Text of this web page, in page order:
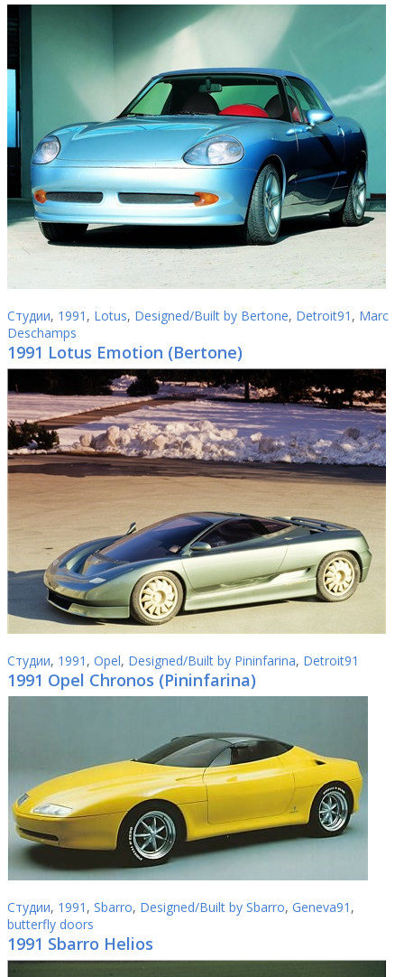
Студии, 1991 , Lotus, Designed/Built by Bertone, Detroit91 , Marc
Deschamps
1991 Lotus Emotion (Bertone)
Студии, 1991 , Opel, Designed/Built by Pininfarina, Detroit91
1991 Opel Chronos (Pininfarina)
Студии, 1991 , Sbarro, Designed/Built by Sbarro, Geneva91 ,
butterfly doors
1991 Sbarro Helios